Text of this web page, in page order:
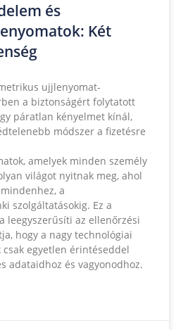
és
Két
ujjlenyomat-
a biztonságért folytatott
páratlan kényelmet kínál,
módszer a fizetésre
amelyek minden személy
világot nyitnak meg, ahol
a
szolgáltatásokig. Ez a
leegyszerűsíti az ellenőrzési
hogy a nagy technológiai
egyetlen érintéseddel
adataidhoz és vagyonodhoz.